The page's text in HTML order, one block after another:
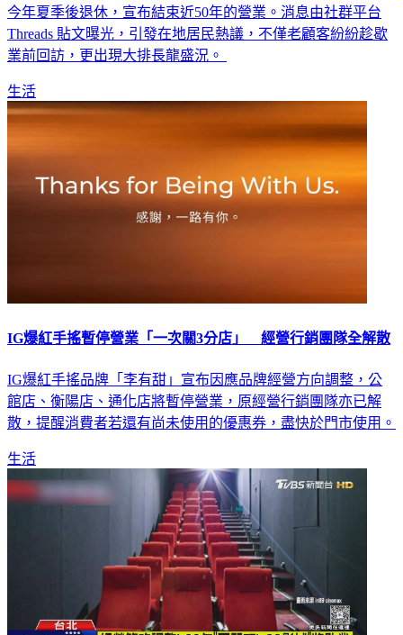
今年夏季後退休，宣布結束近50年的營業。消息由社群平台
Threads 貼文曝光，引發在地居民熱議，不僅老顧客紛紛趁歇
業前回訪，更出現大排長龍盛況。
生活
IG爆紅手搖暫停營業「一次關3分店」 經營行銷團隊全解散
IG爆紅手搖品牌「李有甜」宣布因應品牌經營方向調整，公
館店、衡陽店、通化店將暫停營業，原經營行銷團隊亦已解
散，提醒消費者若還有尚未使用的優惠券，盡快於門市使用。
生活